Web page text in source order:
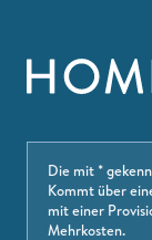
Die mit *
Kommt über
mit einer
Mehrkosten.